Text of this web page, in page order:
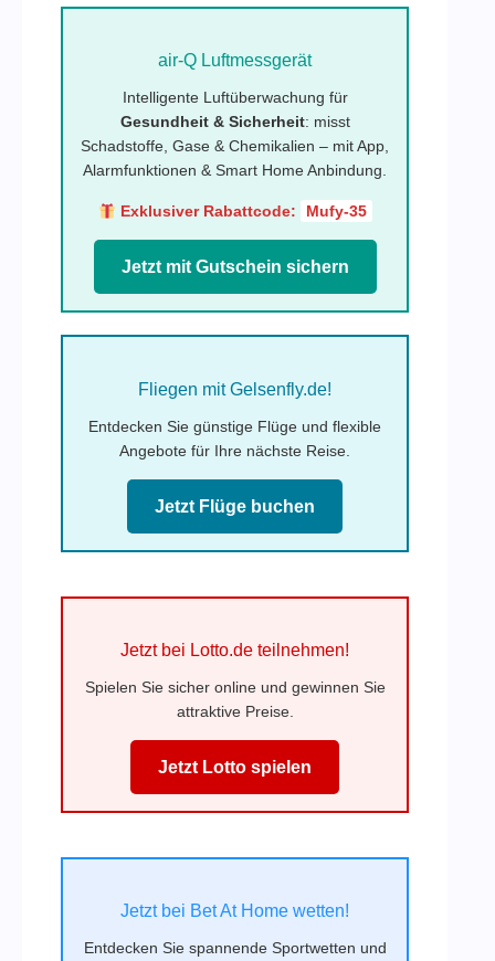
air-Q Luftmessgerät
Intelligente Luftüberwachung für
Gesundheit & Sicherheit: misst
Schadstoffe, Gase & Chemikalien – mit App,
Alarmfunktionen & Smart Home Anbindung.
Exklusiver Rabattcode: Mufy-35
Jetzt mit Gutschein sichern
Fliegen mit Gelsenfly.de!
Entdecken Sie günstige Flüge und flexible
Angebote für Ihre nächste Reise.
Jetzt Flüge buchen
Jetzt bei Lotto.de teilnehmen!
Spielen Sie sicher online und gewinnen Sie
attraktive Preise.
Jetzt Lotto spielen
Jetzt bei Bet At Home wetten!
Entdecken Sie spannende Sportwetten und